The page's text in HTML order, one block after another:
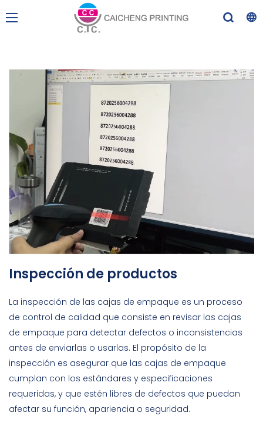
Inspección de productos
La inspección de las cajas de empaque es un proceso
de control de calidad que consiste en revisar las cajas
de empaque para detectar defectos o inconsistencias
antes de enviarlas o usarlas. El propósito de la
inspección es asegurar que las cajas de empaque
cumplan con los estándares y especificaciones
requeridas, y que estén libres de defectos que puedan
afectar su función, apariencia o seguridad.